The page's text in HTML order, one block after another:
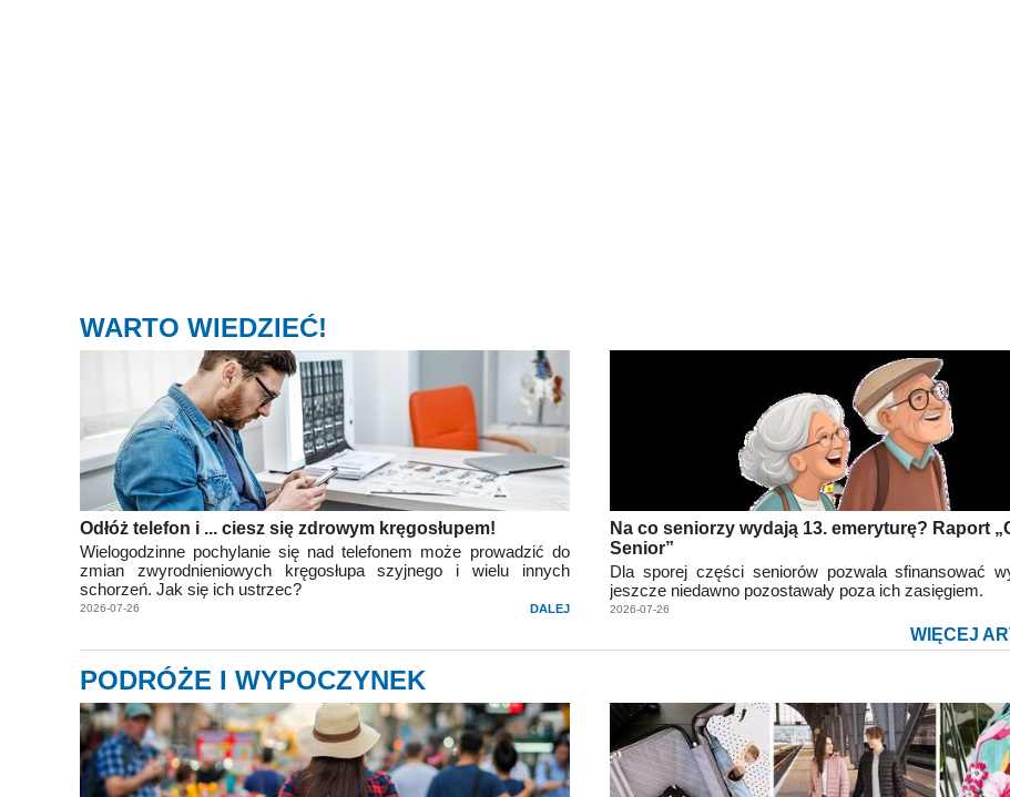
WARTO WIEDZIEĆ!
Odłóż telefon i ... ciesz się zdrowym kręgosłupem!
Wielogodzinne pochylanie się nad telefonem może prowadzić do
zmian zwyrodnieniowych kręgosłupa szyjnego i wielu innych
schorzeń. Jak się ich ustrzec?
2026-07-26 DALEJ
Na co seniorzy wydają 13. emeryturę? Raport
Senior”
Dla sporej części seniorów pozwala sfinansować
jeszcze niedawno pozostawały poza ich zasięgiem.
2026-07-26
WIĘCEJ
PODRÓŻE I WYPOCZYNEK